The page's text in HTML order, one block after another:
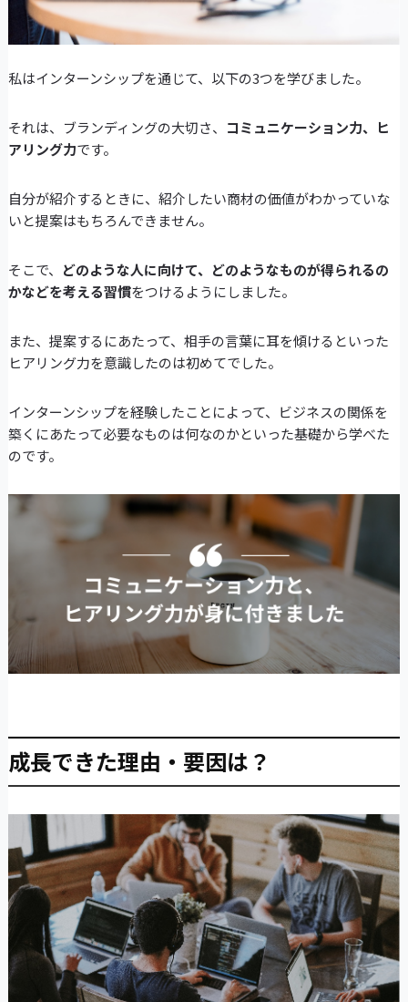
私はインターンシップを通じて、以下の3つを学びました。
それは、ブランディングの大切さ、 コミュニケーション力、ヒ
アリング力です。
自分が紹介するときに、紹介したい商材の価値がわかっていな
いと提案はもちろんできません。
そこで、 どのような人に向けて、どのようなものが得られるの
かなどを考える習慣をつけるようにしました。
また、提案するにあたって、相手の言葉に耳を傾けるといった
ヒアリング力を意識したのは初めてでした。
インターンシップを経験したことによって、ビジネスの関係を
築くにあたって必要なものは何なのかといった基礎から学べた
のです。
成長できた理由・要因は？